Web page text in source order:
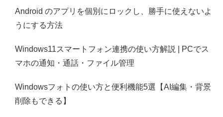
Android のアプリを個別にロックし、勝手に使えないよ
うにする方法
Windows11スマートフォン連携の使い方解説 | PCでス
マホの通知・通話・ファイル管理
Windowsフォトの使い方と便利機能5選【AI編集・背景
削除もできる】